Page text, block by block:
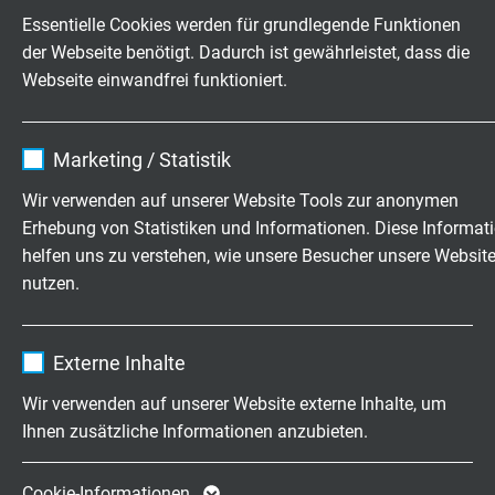
Essentielle Cookies werden für grundlegende Funktionen
der Webseite benötigt. Dadurch ist gewährleistet, dass die
Webseite einwandfrei funktioniert.
Laufzeit 1 Jahr
Marketing / Statistik
Wir verwenden auf unserer Website Tools zur anonymen
Erhebung von Statistiken und Informationen. Diese
helfen uns zu verstehen, wie unsere Besucher unsere Website
nutzen.
Laufzeit 2 Jahre
Externe Inhalte
Wir verwenden auf unserer Website externe Inhalte, um
Ihnen zusätzliche Informationen anzubieten.
L01881605 16 x 0,50 mm² 0,21 mm
Artikel anfragen
L01880207 2 x 0,75 mm²
Artikel anfragen
L01880307
L01880407